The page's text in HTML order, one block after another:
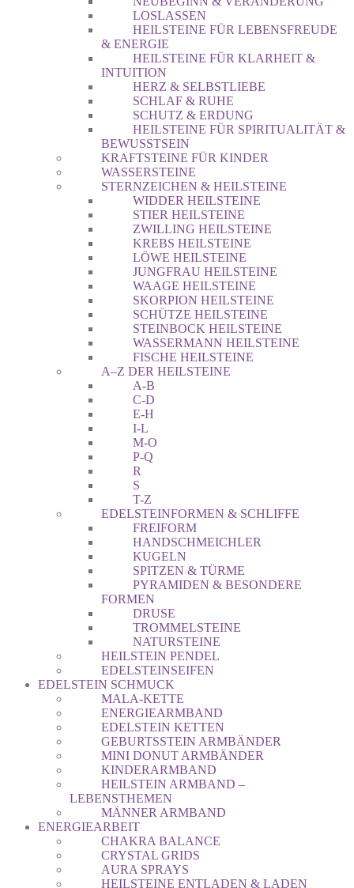
LOSLASSEN
HEILSTEINE FÜR LEBENSFREUDE
& ENERGIE
HEILSTEINE FÜR KLARHEIT &
INTUITION
HERZ & SELBSTLIEBE
SCHLAF & RUHE
SCHUTZ & ERDUNG
HEILSTEINE FÜR SPIRITUALITÄT &
BEWUSSTSEIN
KRAFTSTEINE FÜR KINDER
WASSERSTEINE
STERNZEICHEN & HEILSTEINE
WIDDER HEILSTEINE
STIER HEILSTEINE
ZWILLING HEILSTEINE
KREBS HEILSTEINE
LÖWE HEILSTEINE
JUNGFRAU HEILSTEINE
WAAGE HEILSTEINE
SKORPION HEILSTEINE
SCHÜTZE HEILSTEINE
STEINBOCK HEILSTEINE
WASSERMANN HEILSTEINE
FISCHE HEILSTEINE
A–Z DER HEILSTEINE
A-B
C-D
E-H
I-L
M-O
P-Q
R
S
T-Z
EDELSTEINFORMEN & SCHLIFFE
FREIFORM
HANDSCHMEICHLER
KUGELN
SPITZEN & TÜRME
PYRAMIDEN & BESONDERE
FORMEN
DRUSE
TROMMELSTEINE
NATURSTEINE
HEILSTEIN PENDEL
EDELSTEINSEIFEN
EDELSTEIN SCHMUCK
MALA-KETTE
ENERGIEARMBAND
EDELSTEIN KETTEN
GEBURTSSTEIN ARMBÄNDER
MINI DONUT ARMBÄNDER
KINDERARMBAND
HEILSTEIN ARMBAND –
LEBENSTHEMEN
MÄNNER ARMBAND
ENERGIEARBEIT
CHAKRA BALANCE
CRYSTAL GRIDS
AURA SPRAYS
HEILSTEINE ENTLADEN & LADEN